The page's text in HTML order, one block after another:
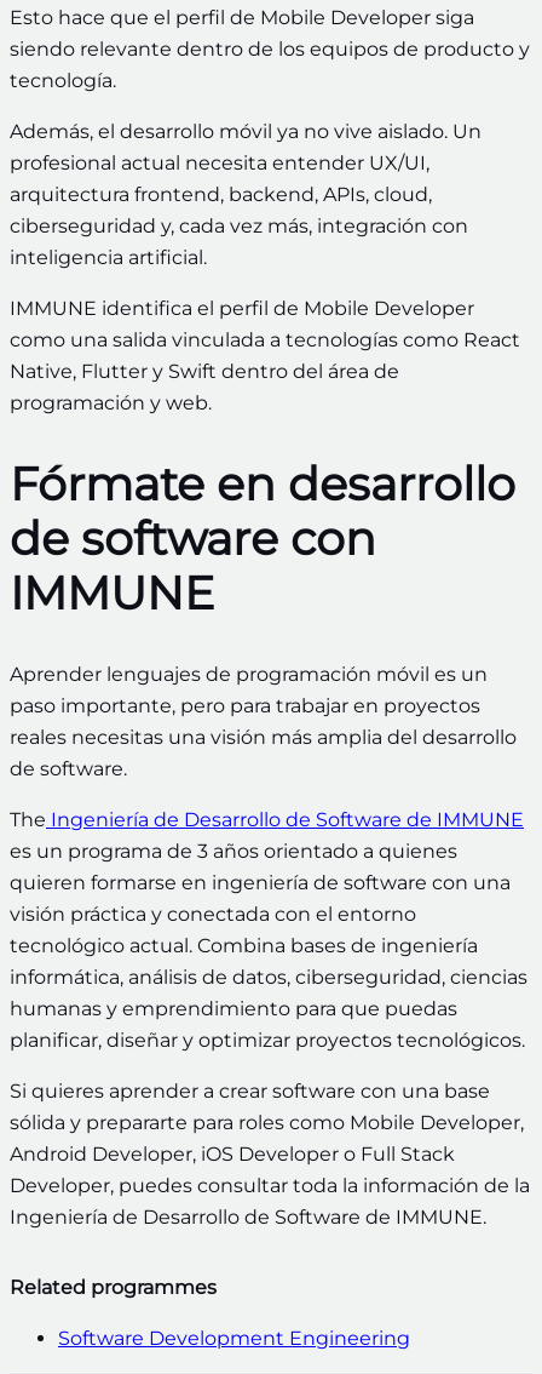
Esto hace que el perfil de Mobile Developer siga
siendo relevante dentro de los equipos de producto y
tecnología.
Además, el desarrollo móvil ya no vive aislado. Un
profesional actual necesita entender UX/UI,
arquitectura frontend, backend, APIs, cloud,
ciberseguridad y, cada vez más, integración con
inteligencia artificial.
IMMUNE identifica el perfil de Mobile Developer
como una salida vinculada a tecnologías como React
Native, Flutter y Swift dentro del área de
programación y web.
Fórmate en desarrollo
de software con
IMMUNE
Aprender lenguajes de programación móvil es un
paso importante, pero para trabajar en proyectos
reales necesitas una visión más amplia del desarrollo
de software.
The Ingeniería de Desarrollo de Software de IMMUNE
es un programa de 3 años orientado a quienes
quieren formarse en ingeniería de software con una
visión práctica y conectada con el entorno
tecnológico actual. Combina bases de ingeniería
informática, análisis de datos, ciberseguridad, ciencias
humanas y emprendimiento para que puedas
planificar, diseñar y optimizar proyectos tecnológicos.
Si quieres aprender a crear software con una base
sólida y prepararte para roles como Mobile Developer,
Android Developer, iOS Developer o Full Stack
Developer, puedes consultar toda la información de la
Ingeniería de Desarrollo de Software de IMMUNE.
Related programmes
Software Development Engineering